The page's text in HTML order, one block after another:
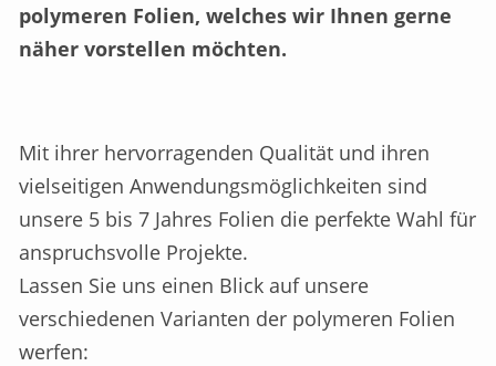
polymeren Folien, welches wir Ihnen gerne
näher vorstellen möchten.
Mit ihrer hervorragenden Qualität und ihren
vielseitigen Anwendungsmöglichkeiten sind
unsere 5 bis 7 Jahres Folien die perfekte Wahl für
anspruchsvolle Projekte.
Lassen Sie uns einen Blick auf unsere
verschiedenen Varianten der polymeren Folien
werfen: